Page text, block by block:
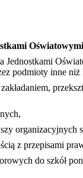
Oświatowymi
Jednostkami
podmioty inne niż
organizacyjnych
z przepisami
do szkół